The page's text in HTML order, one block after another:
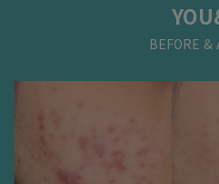
BEFORE &